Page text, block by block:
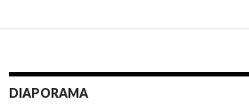
DIAPORAMA